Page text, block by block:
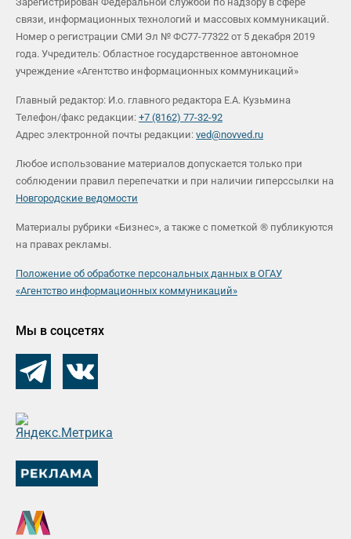
связи, информационных технологий и массовых коммуникаций.
Номер о регистрации СМИ Эл № ФС77-77322 от 5 декабря 2019
года. Учредитель: Областное государственное автономное
учреждение «Агентство информационных коммуникаций»
Главный редактор: И.о. главного редактора Е.А. Кузьмина
Телефон/факс редакции: +7 (8162) 77-32-92
Адрес электронной почты редакции: ved@novved.ru
Любое использование материалов допускается только при
соблюдении правил перепечатки и при наличии гиперссылки на
Новгородские ведомости
Материалы рубрики «Бизнес», а также с пометкой ® публикуются
на правах рекламы.
Положение об обработке персональных данных в ОГАУ
«Агентство информационных коммуникаций»
Мы в соцсетях